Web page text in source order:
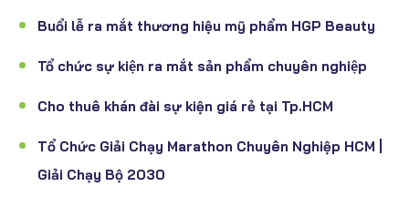
Buổi lễ ra mắt thương hiệu mỹ phẩm HGP Beauty
Tổ chức sự kiện ra mắt sản phẩm chuyên nghiệp
Cho thuê khán đài sự kiện giá rẻ tại Tp.HCM
Tổ Chức Giải Chạy Marathon Chuyên Nghiệp HCM |
Giải Chạy Bộ 2030